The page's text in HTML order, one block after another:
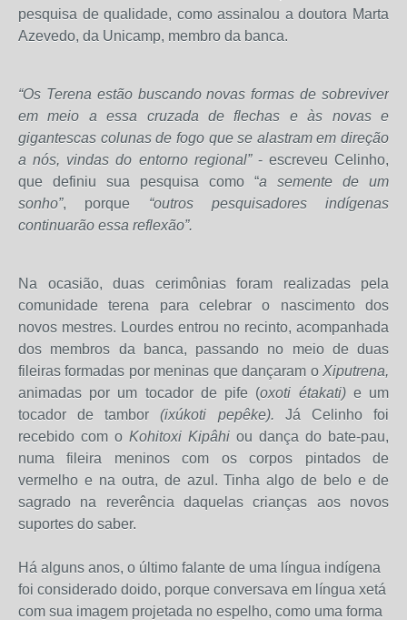
pesquisa de qualidade, como assinalou a doutora Marta
Azevedo, da Unicamp, membro da banca.
“Os Terena estão buscando novas formas de sobreviver
em meio a essa cruzada de flechas e às novas e
gigantescas colunas de fogo que se alastram em direção
a nós, vindas do entorno regional” - escreveu Celinho,
que definiu sua pesquisa como “a semente de um
sonho”, porque “outros pesquisadores indígenas
continuarão essa reflexão”.
Na ocasião, duas cerimônias foram realizadas pela
comunidade terena para celebrar o nascimento dos
novos mestres. Lourdes entrou no recinto, acompanhada
dos membros da banca, passando no meio de duas
fileiras formadas por meninas que dançaram o Xiputrena,
animadas por um tocador de pife (oxoti étakati)e um
tocador de tambor(ixúkoti pepêke). Já Celinho foi
recebido com o Kohitoxi Kipâhi ou dança do bate-pau,
numa fileira meninos com os corpos pintados de
vermelho e na outra, de azul. Tinha algo de belo e de
sagrado na reverência daquelas crianças aos novos
suportes do saber.
Há alguns anos, o último falante de uma língua indígena
foi considerado doido, porque conversava em língua xetá
com sua imagem projetada no espelho, como uma forma